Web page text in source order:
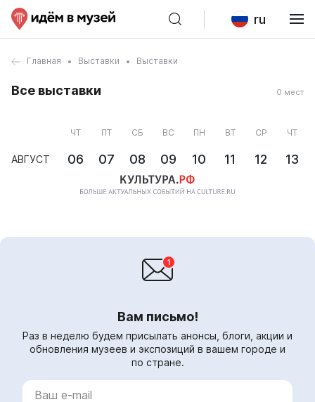
ru
Главная Выставки Выставки
Все выставки 0 мест
АВГУСТ
ЧТ
06
ПТ
07
СБ
08
ВС
09
ПН
10
ВТ
11
СР
12
ЧТ
13
Вам письмо!
Раз в неделю будем присылать анонсы, блоги, акции и
обновления музеев и экспозиций в вашем городе и
по стране.